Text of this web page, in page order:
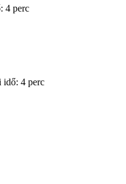
4 perc
idő: 4 perc